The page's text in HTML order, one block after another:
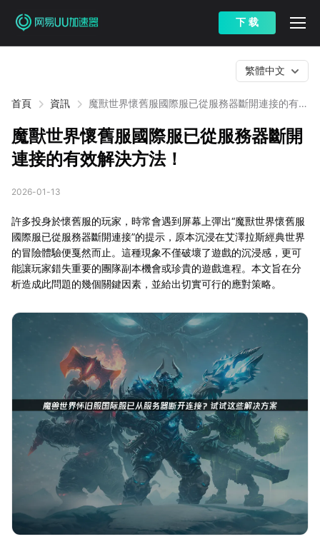
下 载
首頁 資訊
魔獸世界懷舊服國際服已從服務器斷開連接的有效
繁體中文
魔獸世界懷舊服國際服已從服務器斷開
連接的有效解決方法！
2026-01-13
許多投身於懷舊服的玩家，時常會遇到屏幕上彈出“魔獸世界懷舊服
國際服已從服務器斷開連接”的提示，原本沉浸在艾澤拉斯經典世界
的冒險體驗便戛然而止。這種現象不僅破壞了遊戲的沉浸感，更可
能讓玩家錯失重要的團隊副本機會或珍貴的遊戲進程。本文旨在分
析造成此問題的幾個關鍵因素，並給出切實可行的應對策略。